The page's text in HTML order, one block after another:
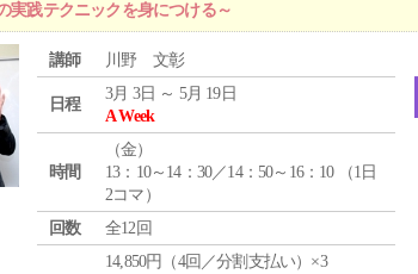
践テクニックを身につける～
講師 川野 文彰
日程
3月 3日 ～ 5月 19日
A Week
時間
（金）
13：10～14：30／14：50～16：10 （1日
2コマ）
回数
全12回
14,850円（4回／分割支払い）×3